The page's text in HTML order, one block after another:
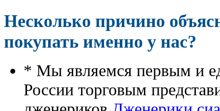
Несколько причино
покупать именно у нас?
* Мы являемся первым и
России торговым